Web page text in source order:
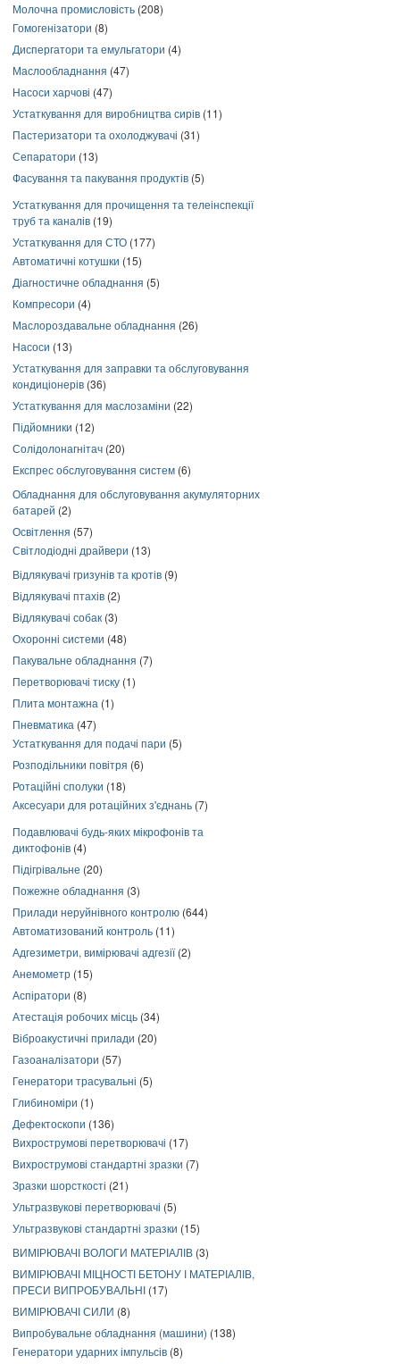
Молочна промисловість (208)
Гомогенізатори (8)
Диспергатори та емульгатори (4)
Маслообладнання (47)
Насоси харчові (47)
Устаткування для виробництва сирів (11)
Пастеризатори та охолоджувачі (31)
Сепаратори (13)
Фасування та пакування продуктів (5)
Устаткування для прочищення та телеінспекції
труб та каналів (19)
Устаткування для СТО (177)
Автоматичні котушки (15)
Діагностичне обладнання (5)
Компресори (4)
Маслороздавальне обладнання (26)
Насоси (13)
Устаткування для заправки та обслуговування
кондиціонерів (36)
Устаткування для маслозаміни (22)
Підйомники (12)
Солідолонагнітач (20)
Експрес обслуговування систем (6)
Обладнання для обслуговування акумуляторних
батарей (2)
Освітлення (57)
Світлодіодні драйвери (13)
Відлякувачі гризунів та кротів (9)
Відлякувачі птахів (2)
Відлякувачі собак (3)
Охоронні системи (48)
Пакувальне обладнання (7)
Перетворювачі тиску (1)
Плита монтажна (1)
Пневматика (47)
Устаткування для подачі пари (5)
Розподільники повітря (6)
Ротаційні сполуки (18)
Аксесуари для ротаційних з'єднань (7)
Подавлювачі будь-яких мікрофонів та
диктофонів (4)
Підігрівальне (20)
Пожежне обладнання (3)
Прилади неруйнівного контролю (644)
Автоматизований контроль (11)
Адгезиметри, вимірювачі адгезії(2)
Анемометр (15)
Аспіратори (8)
Атестація робочих місць (34)
Віброакустичні прилади (20)
Газоаналізатори (57)
Генератори трасувальні (5)
Глибиноміри (1)
Дефектоскопи (136)
Вихрострумові перетворювачі (17)
Вихрострумові стандартні зразки (7)
Зразки шорсткості (21)
Ультразвукові перетворювачі (5)
Ультразвукові стандартні зразки (15)
ВИМІРЮВАЧІ ВОЛОГИ МАТЕРІАЛІВ (3)
ВИМІРЮВАЧІ МІЦНОСТІ БЕТОНУ І МАТЕРІАЛІВ,
ПРЕСИ ВИПРОБУВАЛЬНІ (17)
ВИМІРЮВАЧІ СИЛИ (8)
Випробувальне обладнання (машини) (138)
Генератори ударних імпульсів (8)